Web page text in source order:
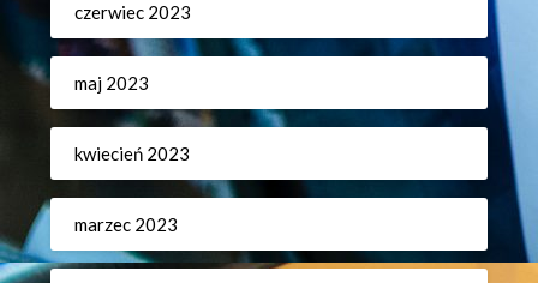
czerwiec 2023
maj 2023
kwiecień 2023
marzec 2023